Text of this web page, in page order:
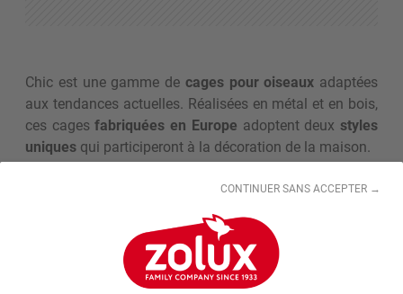
CONTINUER SANS ACCEPTER →
Chic est une gamme de cages pour oiseaux adaptées
aux tendances actuelles. Réalisées en métal et en bois,
ces cagesfabriquées en Europe adoptent deuxstyles
uniques qui participeront à la décoration de la maison.